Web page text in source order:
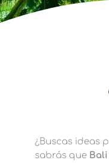
¿Buscas ideas
sabrás que